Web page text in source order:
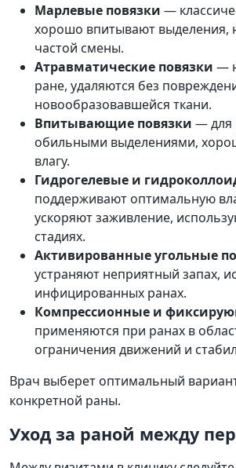
Марлевые повязки —
хорошо впитывают выделения,
частой смены.
Атравматические повязки —
ране, удаляются без
новообразовавшейся ткани.
Впитывающие повязки — для
обильными выделениями,
влагу.
Гидрогелевые и
поддерживают оптимальную
ускоряют заживление,
стадиях.
Активированные угольные
устраняют неприятный запах,
инфицированных ранах.
Компрессионные и
применяются при ранах в
ограничения движений и
Врач выберет оптимальный
конкретной раны.
Уход за раной между